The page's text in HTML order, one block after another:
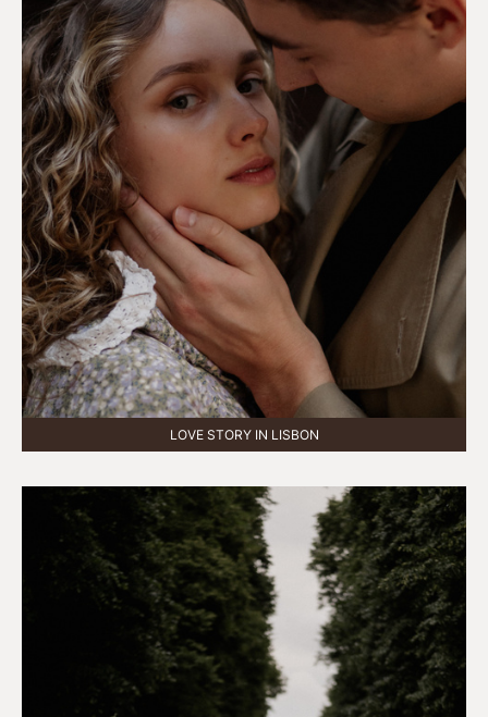
LOVE STORY IN LISBON